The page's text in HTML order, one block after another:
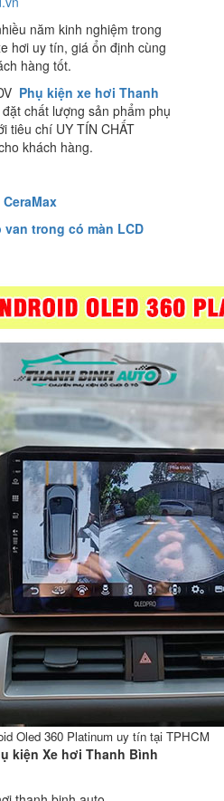
năm kinh nghiệm trong
hơi uy tín, giá ổn định cùng
hàng tốt.
Phụ kiện xe hơi Thanh
chất lượng sản phẩm phụ
tiêu chí UY TÍN CHẤT
khách hàng.
trong có màn LCD
Oled 360 Platinum uy tín tại TPHCM
kiện Xe hơi Thanh Bình